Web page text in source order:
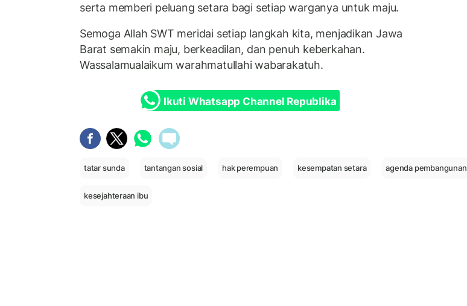
serta memberi peluang setara bagi setiap warganya untuk maju.
Semoga Allah SWT meridai setiap langkah kita, menjadikan Jawa
Barat semakin maju, berkeadilan, dan penuh keberkahan.
Wassalamualaikum warahmatullahi wabarakatuh.
Ikuti Whatsapp Channel Republika
tatar sunda tantangan sosial hak perempuan kesempatan setara agenda pembangunan
kesejahteraan ibu